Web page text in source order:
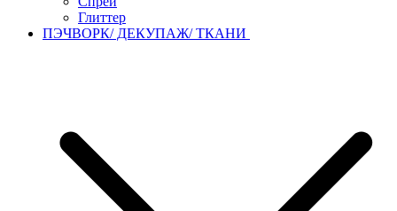
Глиттер
ПЭЧВОРК/ ДЕКУПАЖ/ ТКАНИ